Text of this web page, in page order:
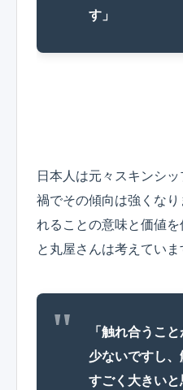
す」
日本人は元々スキンシ
禍でその傾向は強くな
れることの意味と価値
と丸屋さんは考えていま
「触れ合うこ
少ないですし
すごく大きい